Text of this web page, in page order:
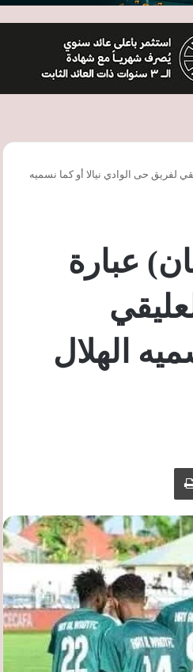
لفريق حى الوادي نيالا أو كما نسميه
عبارة
الهلال